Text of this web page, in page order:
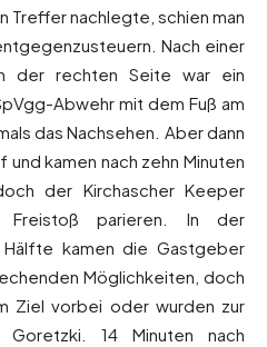
Treffer nachlegte, schien man
Nach einer
der rechten Seite war ein
Abwehr mit dem Fuß am
das Nachsehen. Aber dann
kamen nach zehn Minuten
der Kirchascher Keeper
Freistoß parieren. In der
kamen die Gastgeber
Möglichkeiten, doch
Ziel vorbei oder wurden zur
Goretzki. 14 Minuten nach